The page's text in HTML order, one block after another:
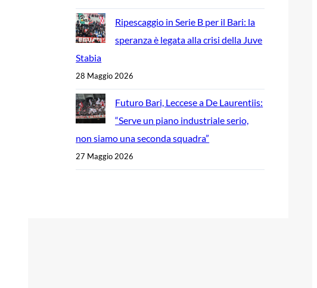
Ripescaggio in Serie B per il Bari: la
speranza è legata alla crisi della Juve
Stabia
28 Maggio 2026
Futuro Bari, Leccese a De Laurentiis:
“Serve un piano industriale serio,
non siamo una seconda squadra”
27 Maggio 2026